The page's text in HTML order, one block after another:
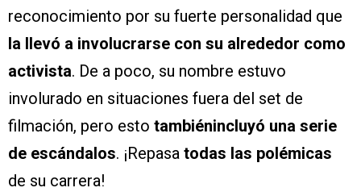
reconocimiento por su fuerte personalidad que
la llevó a involucrarse con su alrededor como
activista. De a poco, su nombre estuvo
involurado en situaciones fuera del set de
filmación, pero esto tambiénincluyó una serie
de escándalos. ¡Repasa todas las polémicas
de su carrera!